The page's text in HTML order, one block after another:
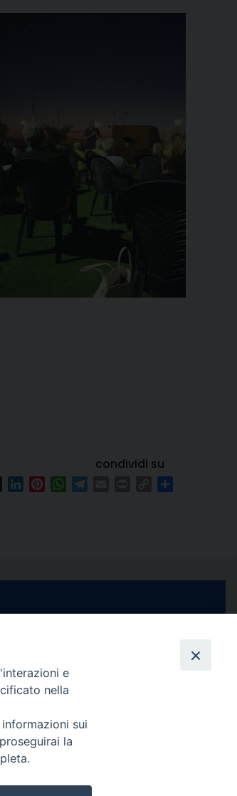
condividi su
ThreadsLinkedInPinterestWhatsApp
Copy
YouTube
Channel
Feed
Informativa Privacy
COPYRIGHT © 2013-2025
e
nella
sui
la